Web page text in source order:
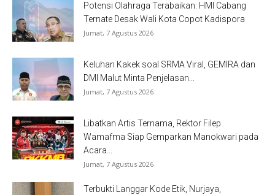
Potensi Olahraga Terabaikan: HMI Cabang
Ternate Desak Wali Kota Copot Kadispora
Jumat, 7 Agustus 2026
Keluhan Kakek soal SRMA Viral, GEMIRA dan
DMI Malut Minta Penjelasan...
Jumat, 7 Agustus 2026
Libatkan Artis Ternama, Rektor Filep
Wamafma Siap Gemparkan Manokwari pada
Acara...
Jumat, 7 Agustus 2026
Terbukti Langgar Kode Etik, Nurjaya,